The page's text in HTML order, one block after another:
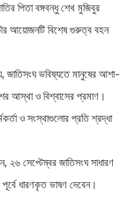
পিতা বঙ্গবন্ধু শেখ মুজিবুর
আয়োজনটি বিশেষ গুরুত্ব বহন
জাতিসংঘ ভবিষ্যতে মানুষের আশা-
আস্থা ও বিশ্বাসের প্রমাণ।
ও সংস্থাগুলোর প্রতি শ্রদ্ধা
২৬ সেপ্টেম্বর জাতিসংঘ সাধারণ
পূর্বে ধারণকৃত ভাষণ দেবেন।